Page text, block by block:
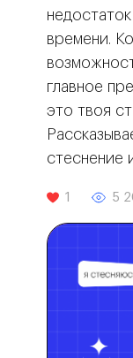
времени.
главное
это твоя
стеснение
1 5